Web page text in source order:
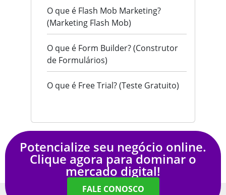
O que é Flash Mob Marketing?
(Marketing Flash Mob)
O que é Form Builder? (Construtor
de Formulários)
O que é Free Trial? (Teste Gratuito)
Potencialize seu negócio online.
Clique agora para dominar o
mercado digital!
FALE CONOSCO